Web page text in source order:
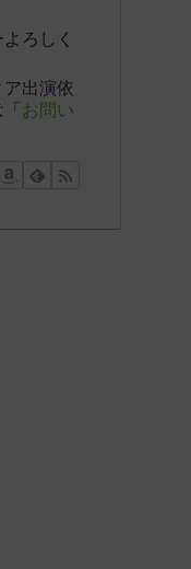
ろしく
出演依
お問い